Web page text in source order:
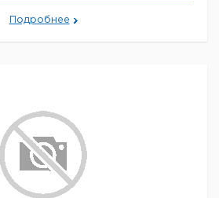
Подробнее